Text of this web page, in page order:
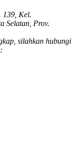
139, Kel.
Selatan, Prov.
silahkan hubungi